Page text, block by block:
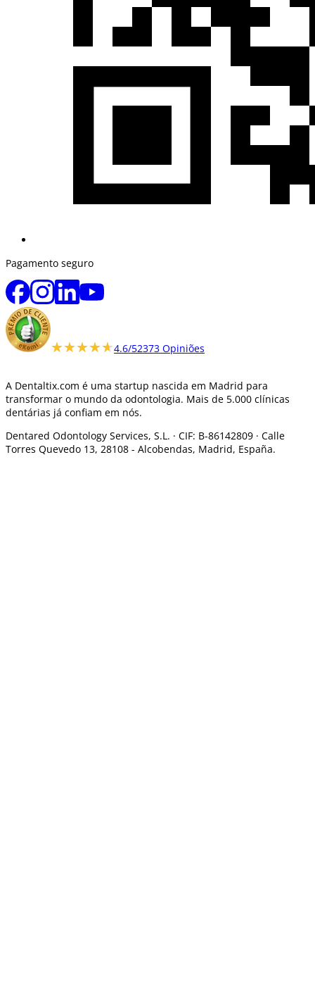
Pagamento seguro
★★★★★
★★★★★4.6/52373 Opiniões
A Dentaltix.com é uma startup nascida em Madrid para
transformar o mundo da odontologia. Mais de 5.000 clínicas
dentárias já confiam em nós.
Dentared Odontology Services, S.L. · CIF: B-86142809 · Calle
Torres Quevedo 13, 28108 - Alcobendas, Madrid, España.